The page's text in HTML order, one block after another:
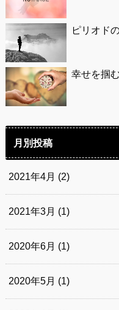
ピリオド
幸せを掴
月別投稿
2021年4月 (2)
2021年3月 (1)
2020年6月 (1)
2020年5月 (1)